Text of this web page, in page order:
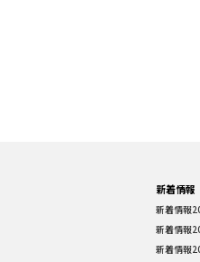
新着情報
新着情報
新着情報
新着情報